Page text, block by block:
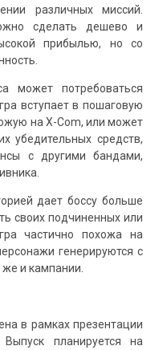
различных миссий.
сделать дешево и
прибылью, но со
может потребоваться
вступает в пошаговую
на X-Com, или может
убедительных средств,
с другими бандами,
дает боссу больше
своих подчиненных или
частично похожа на
генерируются с
и кампании.
​​в рамках презентации
планируется на